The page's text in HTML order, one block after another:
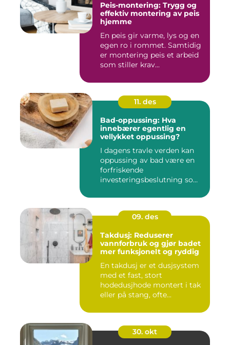
Peis-montering: Trygg og
effektiv montering av peis
hjemme
En peis gir varme, lys og en
egen ro i rommet. Samtidig
er montering peis et arbeid
som stiller krav...
11. des
Bad-oppussing: Hva
innebærer egentlig en
vellykket oppussing?
I dagens travle verden kan
oppussing av bad være en
forfriskende
investeringsbeslutning som
09. des
Takdusj: Reduserer
vannforbruk og gjør badet
mer funksjonelt og ryddig
En takdusj er et dusjsystem
med et fast, stort
hodedusjhode montert i tak
eller på stang, ofte...
30. okt